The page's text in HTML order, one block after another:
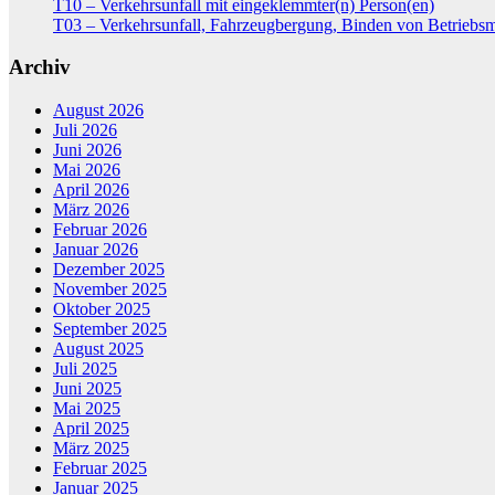
T10 – Verkehrsunfall mit eingeklemmter(n) Person(en)
T03 – Verkehrsunfall, Fahrzeugbergung, Binden von
Archiv
August 2026
Juli 2026
Juni 2026
Mai 2026
April 2026
März 2026
Februar 2026
Januar 2026
Dezember 2025
November 2025
Oktober 2025
September 2025
August 2025
Juli 2025
Juni 2025
Mai 2025
April 2025
März 2025
Februar 2025
Januar 2025